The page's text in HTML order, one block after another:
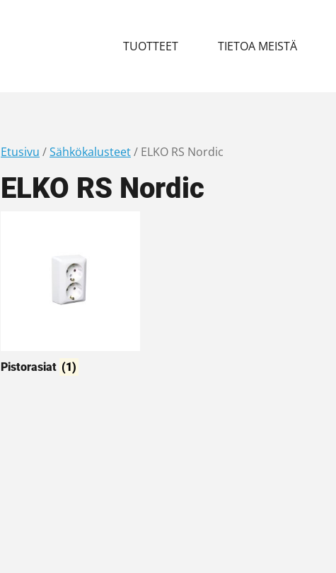
TUOTTEET TIETOA MEISTÄ
Etusivu /Sähkökalusteet/ ELKO RS Nordic
ELKO RS Nordic
Pistorasiat (1)